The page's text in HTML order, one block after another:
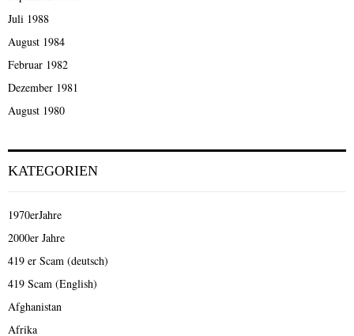
Juli 1988
August 1984
Februar 1982
Dezember 1981
August 1980
KATEGORIEN
1970erJahre
2000er Jahre
419 er Scam (deutsch)
419 Scam (English)
Afghanistan
Afrika